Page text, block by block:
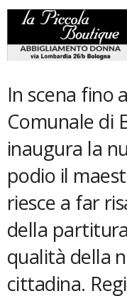
In scena fino
Comunale di
inaugura la
podio il
riesce a far
della
qualità della
cittadina.